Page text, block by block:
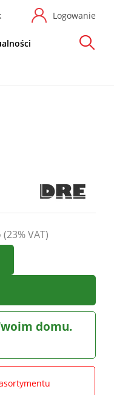
Logowanie
Szukaj
(23% VAT)
domu.